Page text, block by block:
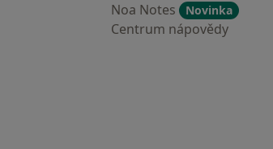
Noa Notes
Novinka
Centrum nápovědy